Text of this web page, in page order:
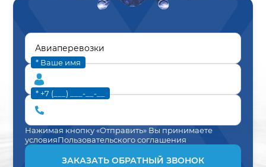
* Ваше имя
* +7 (___) ___-__-__
Нажимая кнопку «Отправить» Вы принимаете
условияПользовательского соглашения
ЗАКАЗАТЬ ОБРАТНЫЙ ЗВОНОК